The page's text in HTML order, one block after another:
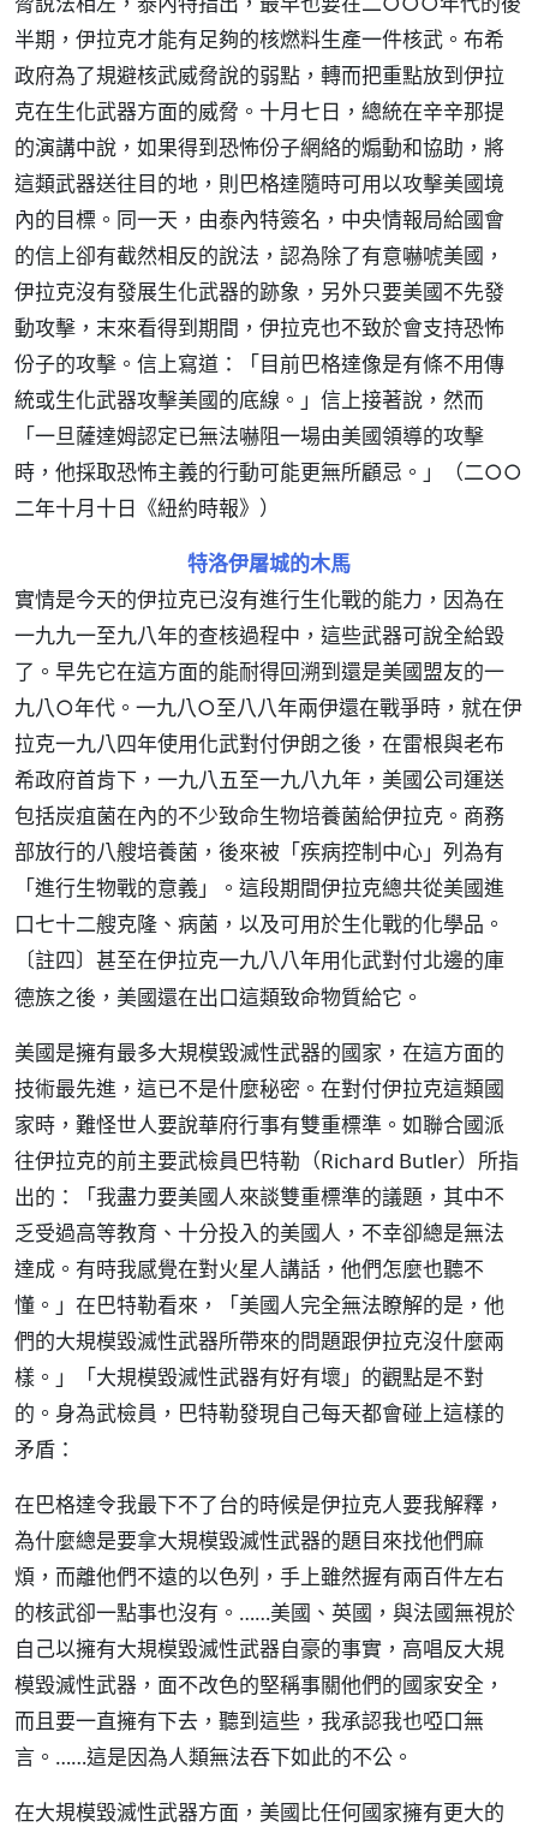
半期，伊拉克才能有足夠的核燃料生產一件核武。布希
政府為了規避核武威脅說的弱點，轉而把重點放到伊拉
克在生化武器方面的威脅。十月七日，總統在辛辛那提
的演講中說，如果得到恐怖份子網絡的煽動和協助，將
這類武器送往目的地，則巴格達隨時可用以攻擊美國境
內的目標。同一天，由泰內特簽名，中央情報局給國會
的信上卻有截然相反的說法，認為除了有意嚇唬美國，
伊拉克沒有發展生化武器的跡象，另外只要美國不先發
動攻擊，末來看得到期間，伊拉克也不致於會支持恐怖
份子的攻擊。信上寫道：「目前巴格達像是有條不用傳
統或生化武器攻擊美國的底線。」信上接著說，然而
「一旦薩達姆認定已無法嚇阻一場由美國領導的攻擊
時，他採取恐怖主義的行動可能更無所顧忌。」（二○○
二年十月十日《紐約時報》）
特洛伊屠城的木馬
實情是今天的伊拉克已沒有進行生化戰的能力，因為在
一九九一至九八年的查核過程中，這些武器可說全給毀
了。早先它在這方面的能耐得回溯到還是美國盟友的一
九八○年代。一九八○至八八年兩伊還在戰爭時，就在伊
拉克一九八四年使用化武對付伊朗之後，在雷根與老布
希政府首肯下，一九八五至一九八九年，美國公司運送
包括炭疽菌在內的不少致命生物培養菌給伊拉克。商務
部放行的八艘培養菌，後來被「疾病控制中心」列為有
「進行生物戰的意義」。這段期間伊拉克總共從美國進
口七十二艘克隆、病菌，以及可用於生化戰的化學品。
〔註四〕 甚至在伊拉克一九八八年用化武對付北邊的庫
德族之後，美國還在出口這類致命物質給它。
美國是擁有最多大規模毀滅性武器的國家，在這方面的
技術最先進，這已不是什麼秘密。在對付伊拉克這類國
家時，難怪世人要說華府行事有雙重標準。如聯合國派
往伊拉克的前主要武檢員巴特勒（Richard Butler）所指
出的：「我盡力要美國人來談雙重標準的議題，其中不
乏受過高等教育、十分投入的美國人，不幸卻總是無法
達成。有時我感覺在對火星人講話，他們怎麼也聽不
懂。」在巴特勒看來，「美國人完全無法瞭解的是，他
們的大規模毀滅性武器所帶來的問題跟伊拉克沒什麼兩
樣。」「大規模毀滅性武器有好有壞」的觀點是不對
的。身為武檢員，巴特勒發現自己每天都會碰上這樣的
矛盾：
在巴格達令我最下不了台的時候是伊拉克人要我解釋，
為什麼總是要拿大規模毀滅性武器的題目來找他們麻
煩，而離他們不遠的以色列，手上雖然握有兩百件左右
的核武卻一點事也沒有。……美國、英國，與法國無視於
自己以擁有大規模毀滅性武器自豪的事實，高唱反大規
模毀滅性武器，面不改色的堅稱事關他們的國家安全，
而且要一直擁有下去，聽到這些，我承認我也啞口無
言。……這是因為人類無法吞下如此的不公。
在大規模毀滅性武器方面，美國比任何國家擁有更大的